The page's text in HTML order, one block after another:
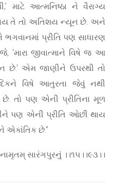
માટે આત્મનિષ્ઠા ને વૈરાગ્ય
તે તો અતિશય ન્યૂન છે. અને
પ્રીતિ પણ સાધારણ
જીવાત્માને વિષે જ આ
છે.’ એમ જાણીને ઉપરથી તો
વિષે આતુરતા જેવું નથી
તો પણ એની પ્રીતિના મૂળ
પણ એની પ્રીતિ ઓછી થાય
એકાંતિક છે.”
સારંગપુરનું ।।૧૫।।૯૩।।